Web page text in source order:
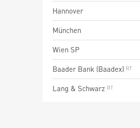
Hannover
München
Wien SP
Baader Bank (Baadex)
Lang & Schwarz